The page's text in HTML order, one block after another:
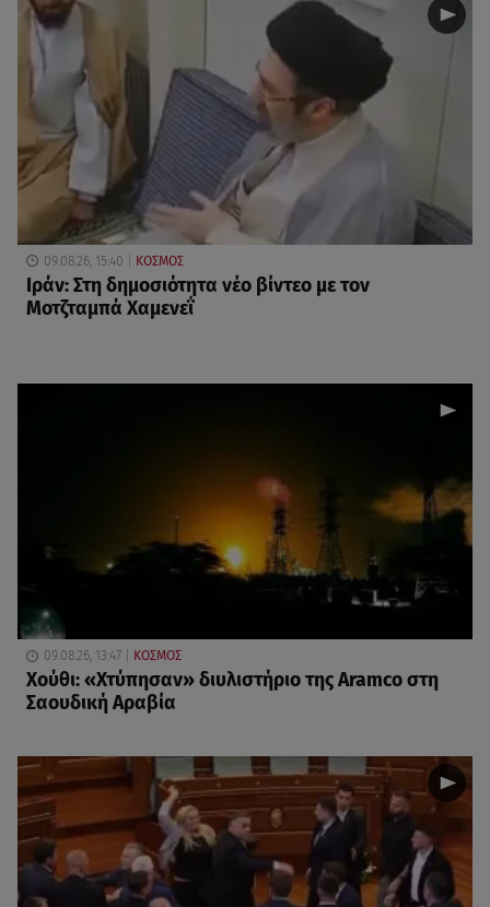
09.08.26, 15:40 ΚΟΣΜΟΣ
Ιράν: Στη δημοσιότητα νέο βίντεο με τον
Μοτζταμπά Χαμενεΐ
09.08.26, 13:47 ΚΟΣΜΟΣ
Χούθι: «Χτύπησαν» διυλιστήριο της Aramco στη
Σαουδική Αραβία